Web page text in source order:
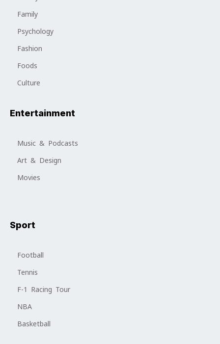
Family
Psychology
Fashion
Foods
Culture
Entertainment
Music & Podcasts
Art & Design
Movies
Sport
Football
Tennis
F-1 Racing Tour
NBA
Basketball